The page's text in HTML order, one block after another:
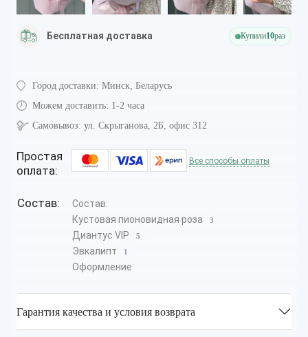
Бесплатная доставка Купили10раз
Город доставки: Минск, Беларусь
Можем доставить: 1-2 часа
Самовывоз: ул. Скрыганова, 2Б, офис 312
Простая
оплата:
Все способы оплаты
Состав:
Состав:
Кустовая пионовидная роза
3
Диантус VIP 5
Эвкалипт 1
Оформление
Гарантия качества и условия возврата